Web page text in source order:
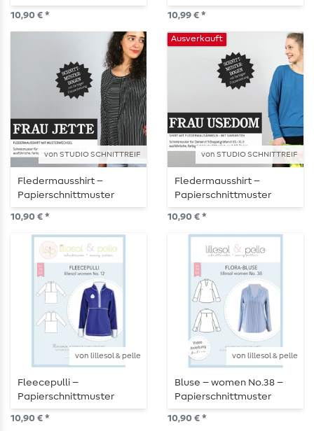
10,90 € * 10,99 € *
von STUDIO SCHNITTREIF
Fledermausshirt –
Papierschnittmuster
10,90 € *
von STUDIO SCHNITTREIF
Ausverkauft
Fledermausshirt –
Papierschnittmuster
10,90 € *
von lillesol & pelle
Fleecepulli –
Papierschnittmuster
10,90 € *
von lillesol & pelle
Bluse – women No.38 –
Papierschnittmuster
10,90 € *